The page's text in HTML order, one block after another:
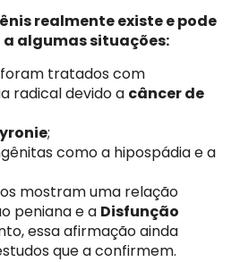
realmente existe e pode
algumas situações:
tratados com
radical devido a câncer de
;
como a hipospádia e a
mostram uma relação
peniana e a Disfunção
essa afirmação ainda
que a confirmem.